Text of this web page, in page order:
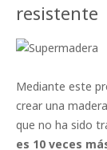
resistente
Mediante este
crear una
que no ha sido
es 10 veces